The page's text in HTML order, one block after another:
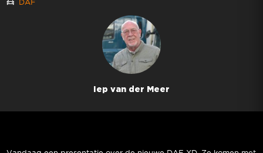
DAF
Iep van der Meer